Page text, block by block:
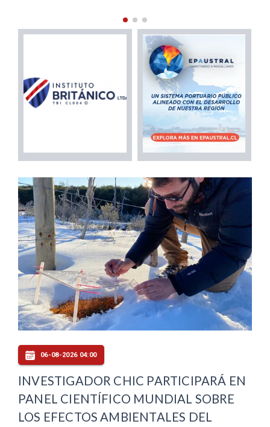
06-08-2026 04:00
INVESTIGADOR CHIC PARTICIPARÁ EN
PANEL CIENTÍFICO MUNDIAL SOBRE
LOS EFECTOS AMBIENTALES DEL